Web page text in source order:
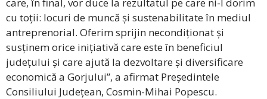
cu toții: locuri de muncă și sustenabilitate în mediul
antreprenorial. Oferim sprijin necondiționat și
susținem orice inițiativă care este în beneficiul
județului și care ajută la dezvoltare și diversificare
economică a Gorjului”, a afirmat Președintele
Consiliului Județean, Cosmin-Mihai Popescu.